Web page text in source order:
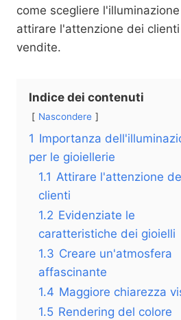
come scegliere
attirare l'attenzione dei
vendite.
Indice dei contenuti
Nascondere
1 Importanza
per le gioiellerie
1.1 Attirare l'attenzione
clienti
1.2 Evidenziate le
caratteristiche dei gioielli
1.3 Creare un'atmosfera
affascinante
1.4 Maggiore chiarezza
1.5 Rendering del colore